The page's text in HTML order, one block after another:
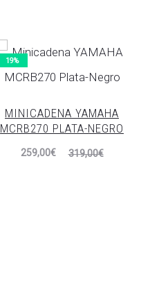
19%
MINICADENA YAMAHA
MCRB270 PLATA-NEGRO
319,00€
El
259,00€